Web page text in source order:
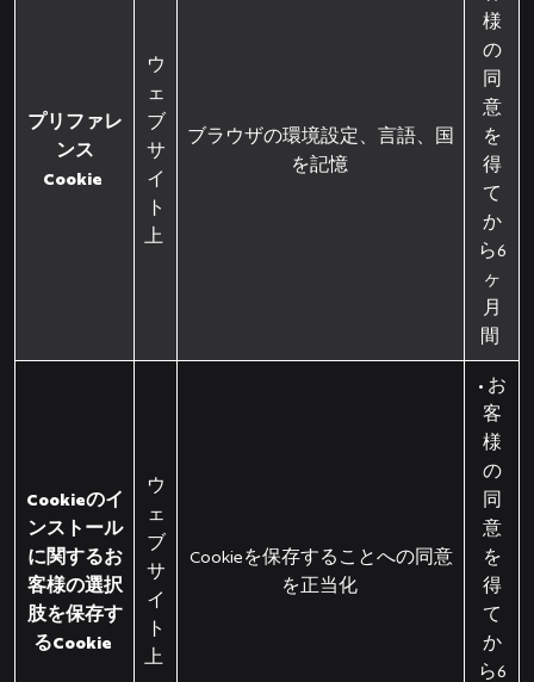
プリファレ
ンス
Cookie
ウ
ェ
ブ
サ
イ
ト
上
ブラウザの環境設定、言語、国
を記憶
様
の
同
意
を
得
て
か
ら6
ヶ
月
間
Cookieのイ
ンストール
に関するお
客様の選択
肢を保存す
るCookie
ウ
ェ
ブ
サ
イ
ト
上
Cookieを保存することへの同意
を正当化
• お
客
様
の
同
意
を
得
て
か
ら6